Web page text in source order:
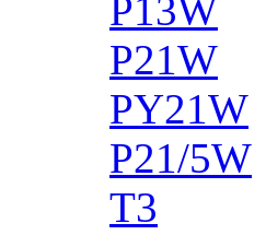
P13W
P21W
PY21W
P21/5W
T3